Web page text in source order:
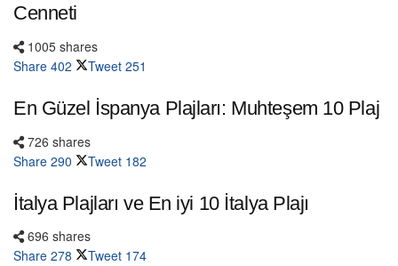
Cenneti
1005 shares
Share 402 Tweet 251
En Güzel İspanya Plajları: Muhteşem 10 Plaj
726 shares
Share 290 Tweet 182
İtalya Plajları ve En iyi 10 İtalya Plajı
696 shares
Share 278 Tweet 174